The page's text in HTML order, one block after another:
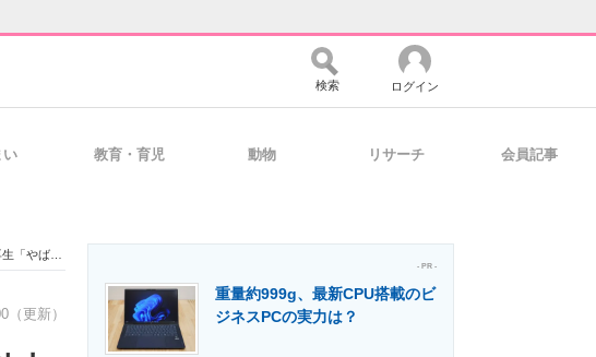
経営リーダーのコミュニティ マーケ×ITの今がよく分かる
検索 ログイン
い 教育・育児 動物 リサーチ 会員記事
家超え」
（更新）
- PR -
重量約999g、最新CPU搭載のビ
ジネスPCの実力は？